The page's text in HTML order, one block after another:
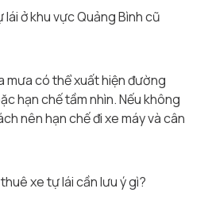
ở khu vực Quảng Bình cũ
mưa có thể xuất hiện đường
hạn chế tầm nhìn. Nếu không
nên hạn chế đi xe máy và cân
xe tự lái cần lưu ý gì?